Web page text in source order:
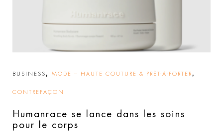
BUSINESS, MODE – HAUTE COUTURE & PRÊT-À-PORTER,
CONTREFAÇON
Humanrace se lance dans les soins
pour le corps